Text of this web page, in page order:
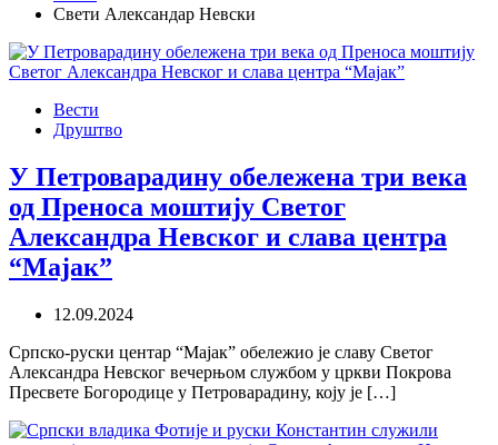
Свети Александар Невски
Вести
Друштво
У Петроварадину обележена три века
од Преноса моштију Светог
Александра Невског и слава центра
“Мајак”
12.09.2024
Српско-руски центар “Мајак” обележио је славу Светог
Александра Невског вечерњом службом у цркви Покрова
Пресвете Богородице у Петроварадину, коју је […]